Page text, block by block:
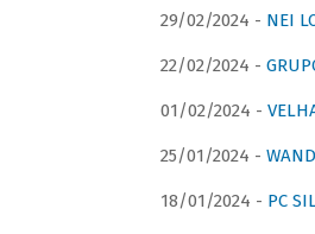
29/02/2024 - NEI
22/02/2024 -
01/02/2024 -
25/01/2024 -
18/01/2024 - PC